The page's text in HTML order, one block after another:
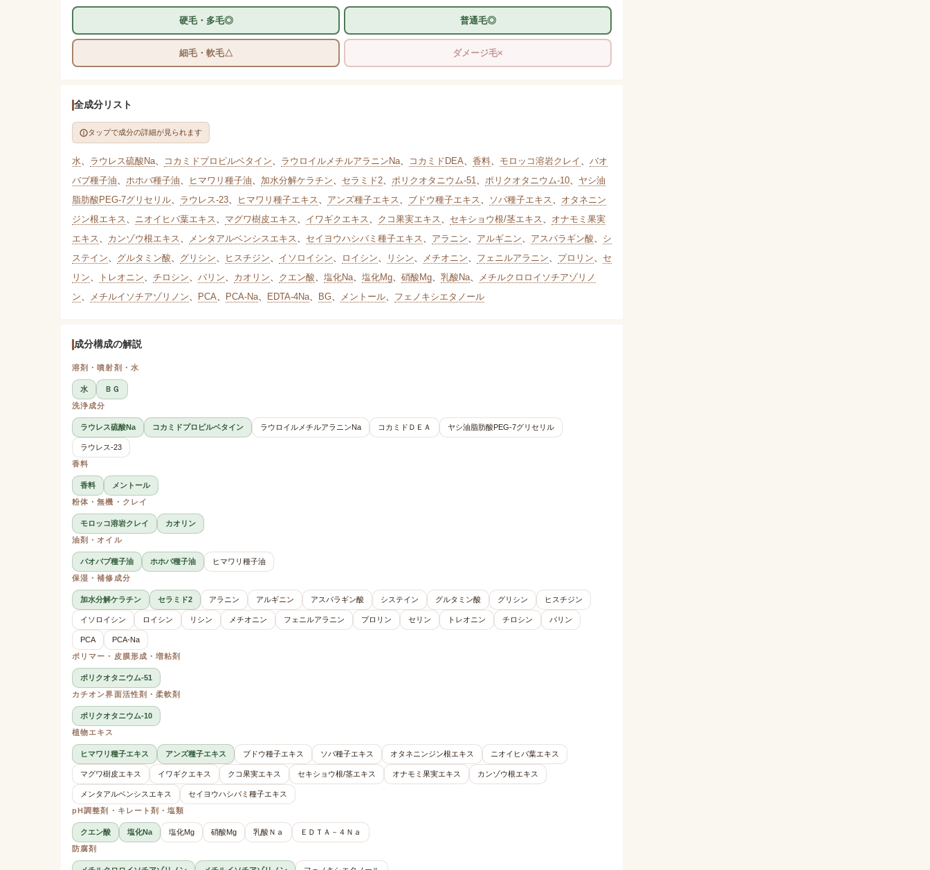
硬毛・多毛◎ 普通毛◎
細毛・軟毛△ ダメージ毛×
全成分リスト
タップで成分の詳細が見られます
水、 ラウレス硫酸Na、 コカミドプロピルベタイン、 ラウロイルメチルアラニンNa、 コカミドDEA、 香料、 モロッコ溶岩クレイ 、 バオ
バブ種子油、 ホホバ種子油、 ヒマワリ種子油、 加水分解ケラチン、 セラミド2、 ポリクオタニウム-51、 ポリクオタニウム-10、 ヤシ油
脂肪酸PEG-7グリセリル、 ラウレス-23、 ヒマワリ種子エキス、 アンズ種子エキス、 ブドウ種子エキス、 ソバ種子エキス、 オタネニン
ジン根エキス、 ニオイヒバ葉エキス、 マグワ樹皮エキス、 イワギクエキス、 クコ果実エキス、 セキショウ根/茎エキス、 オナモミ果実
エキス、 カンゾウ根エキス、 メンタアルベンシスエキス、 セイヨウハシバミ種子エキス、 アラニン、 アルギニン、 アスパラギン酸、 シ
ステイン、 グルタミン酸、 グリシン、 ヒスチジン、 イソロイシン、 ロイシン、 リシン、 メチオニン、 フェニルアラニン、 プロリン、 セ
リン、 トレオニン、 チロシン、 バリン、 カオリン、 クエン酸、 塩化Na、 塩化Mg、 硝酸Mg、 乳酸Na、
メチルクロロイソチアゾリノ
ン、 メチルイソチアゾリノン、 PCA、 PCA-Na、 EDTA-4Na、 BG、 メントール、 フェノキシエタノール
成分構成の解説
溶剤・噴射剤・水
水
ＢＧ
洗浄成分
ラウレス硫酸Na コカミドプロピルベタイン ラウロイルメチルアラニンNa コカミドＤＥＡ ヤシ油脂肪酸PEG-7グリセリル
ラウレス-23
香料
香料
メントール
粉体・無機・クレイ
モロッコ溶岩クレイ
カオリン
油剤・オイル
バオバブ種子油 ホホバ種子油
ヒマワリ種子油
保湿・補修成分
加水分解ケラチン セラミド2 アラニン アルギニン アスパラギン酸 システイン グルタミン酸 グリシン ヒスチジン
イソロイシン ロイシン リシン メチオニン フェニルアラニン プロリン セリン トレオニン チロシン バリン
PCA
PCA-Na
ポリマー・皮膜形成・増粘剤
ポリクオタニウム-51
カチオン界面活性剤・柔軟剤
ポリクオタニウム-10
植物エキス
ヒマワリ種子エキス アンズ種子エキス ブドウ種子エキス ソバ種子エキス オタネニンジン根エキス ニオイヒバ葉エキス
マグワ樹皮エキス イワギクエキス クコ果実エキス セキショウ根/茎エキス オナモミ果実エキス カンゾウ根エキス
メンタアルベンシスエキス
セイヨウハシバミ種子エキス
pH調整剤・キレート剤・塩類
クエン酸 塩化Na 塩化Mg 硝酸Mg 乳酸Ｎａ
ＥＤＴＡ－４Ｎａ
防腐剤